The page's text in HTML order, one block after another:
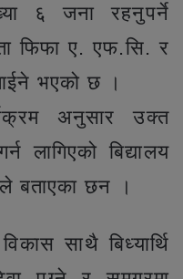
६ जना रहनुपर्ने
फिफा ए. एफ.सि. र
भएको छ ।
अनुसार उक्त
लागिएको बिद्यालय
बताएका छन ।
साथै बिध्यार्थि